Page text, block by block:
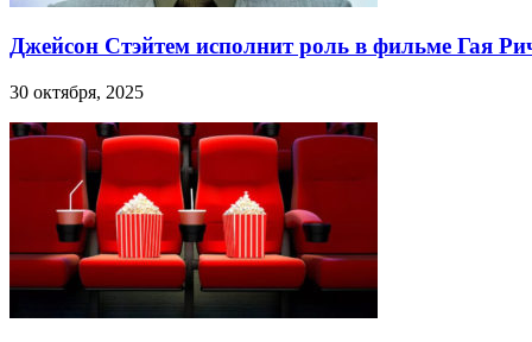
Джейсон Стэйтем исполнит роль в фильме Гая
30 октября, 2025